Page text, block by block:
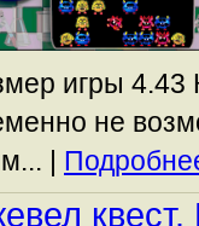
игры 4.43
не
|
квест.